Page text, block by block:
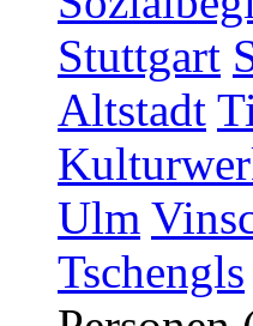
Stuttgart
Altstadt
Ulm
Tschengls